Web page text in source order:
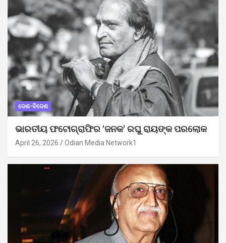
ଦେଶ-ବିଦେଶ
ଭାରତୀୟ ଫଟୋଗ୍ରାଫିର ‘ଜନକ’ ରଘୁ ରାୟଙ୍କ ପରଲୋକ
April 26, 2026 Odian Media Network1